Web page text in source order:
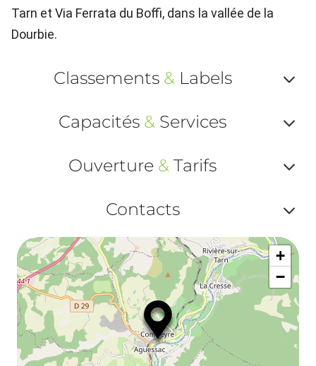
Tarn et Via Ferrata du Boffi, dans la vallée de la
Dourbie.
Classements &Labels
ou
Capacités & Services
ou
Ouverture & Tarifs
ou
et
Contacts
ou
+
−